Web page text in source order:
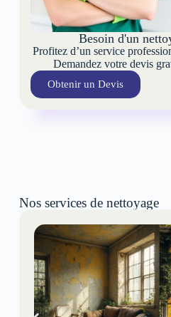
Besoin d'un
Profitez d’un service
Demandez votre devis
Obtenir un Devis
Nos services de nettoyage